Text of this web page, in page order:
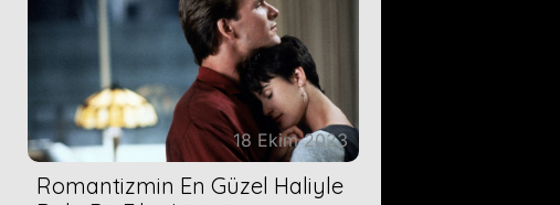
18 Ekim 2023
Romantizmin En Güzel Haliyle